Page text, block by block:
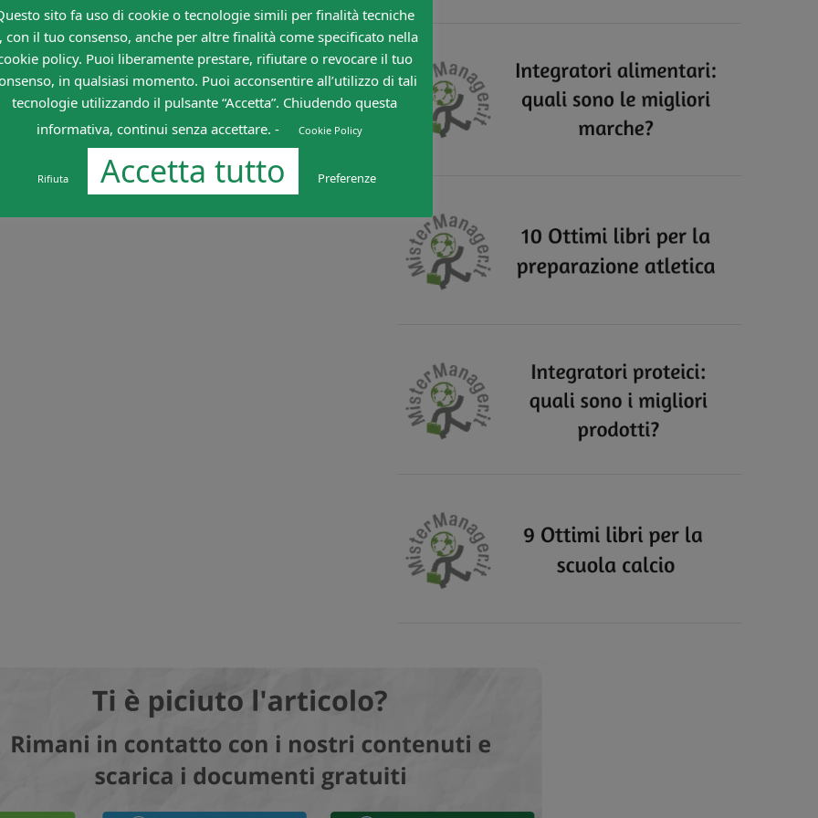
sito fa uso di cookie o tecnologie simili per finalità tecniche
con il tuo consenso, anche per altre finalità come specificato nella
policy. Puoi liberamente prestare, rifiutare o revocare il tuo
in qualsiasi momento. Puoi acconsentire all’utilizzo di tali
tecnologie utilizzando il pulsante “Accetta”. Chiudendo questa
informativa, continui senza accettare. -
Cookie Policy
Rifiuta Accetta tutto Preferenze